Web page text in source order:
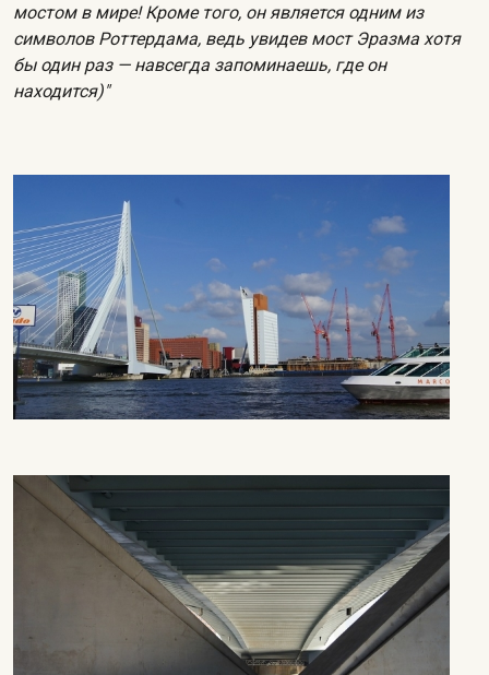
мостом в мире! Кроме того, он является одним из
символов Роттердама, ведь увидев мост Эразма хотя
бы один раз — навсегда запоминаешь, где он
находится)"